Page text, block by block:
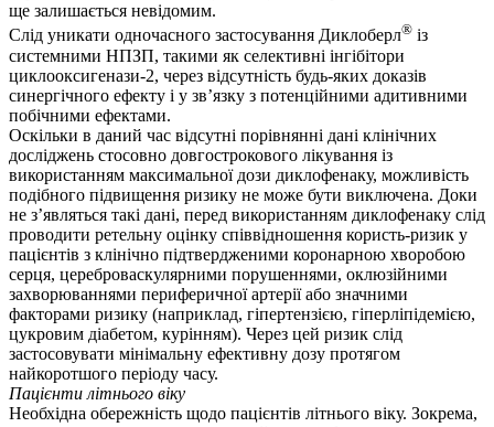
ще залишається невідомим.
Слід уникати одночасного застосування Диклоберл® із
системними НПЗП, такими як селективні інгібітори
циклооксигенази-2, через відсутність будь-яких доказів
синергічного ефекту і у зв’язку з потенційними адитивними
побічними ефектами.
Оскільки в даний час відсутні порівнянні дані клінічних
досліджень стосовно довгострокового лікування із
використанням максимальної дози диклофенаку, можливість
подібного підвищення ризику не може бути виключена. Доки
не з’являться такі дані, перед використанням диклофенаку слід
проводити ретельну оцінку співвідношення користь-ризик у
пацієнтів з клінічно підтвердженими коронарною хворобою
серця, цереброваскулярними порушеннями, оклюзійними
захворюваннями периферичної артерії або значними
факторами ризику (наприклад, гіпертензією, гіперліпідемією,
цукровим діабетом, курінням). Через цей ризик слід
застосовувати мінімальну ефективну дозу протягом
найкоротшого періоду часу.
Пацієнти літнього віку
Необхідна обережність щодо пацієнтів літнього віку. Зокрема,